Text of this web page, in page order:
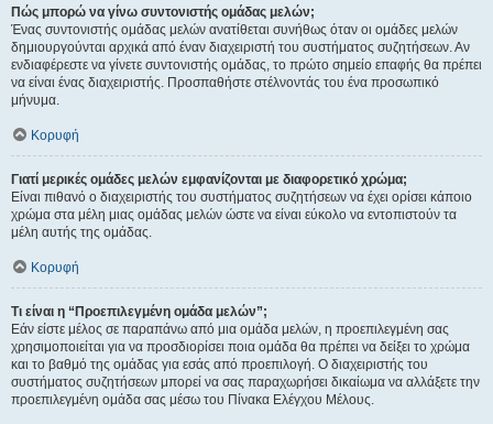
Πώς μπορώ να γίνω συντονιστής ομάδας μελών;
Ένας συντονιστής ομάδας μελών ανατίθεται συνήθως όταν οι ομάδες μελών
δημιουργούνται αρχικά από έναν διαχειριστή του συστήματος συζητήσεων. Αν
ενδιαφέρεστε να γίνετε συντονιστής ομάδας, το πρώτο σημείο επαφής θα πρέπει
να είναι ένας διαχειριστής. Προσπαθήστε στέλνοντάς του ένα προσωπικό
μήνυμα.
Κορυφή
Γιατί μερικές ομάδες μελών εμφανίζονται με διαφορετικό χρώμα;
Είναι πιθανό ο διαχειριστής του συστήματος συζητήσεων να έχει ορίσει κάποιο
χρώμα στα μέλη μιας ομάδας μελών ώστε να είναι εύκολο να εντοπιστούν τα
μέλη αυτής της ομάδας.
Κορυφή
Τι είναι η “Προεπιλεγμένη ομάδα μελών”;
Εάν είστε μέλος σε παραπάνω από μια ομάδα μελών, η προεπιλεγμένη σας
χρησιμοποιείται για να προσδιορίσει ποια ομάδα θα πρέπει να δείξει το χρώμα
και το βαθμό της ομάδας για εσάς από προεπιλογή. Ο διαχειριστής του
συστήματος συζητήσεων μπορεί να σας παραχωρήσει δικαίωμα να αλλάξετε την
προεπιλεγμένη ομάδα σας μέσω του Πίνακα Ελέγχου Μέλους.